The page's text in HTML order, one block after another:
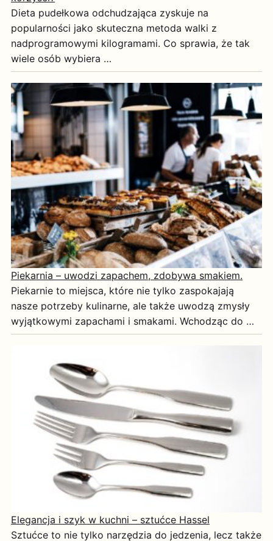
Dieta pudełkowa odchudzająca zyskuje na
popularności jako skuteczna metoda walki z
nadprogramowymi kilogramami. Co sprawia, że tak
wiele osób wybiera …
Piekarnia – uwodzi zapachem, zdobywa smakiem.
Piekarnie to miejsca, które nie tylko zaspokajają
nasze potrzeby kulinarne, ale także uwodzą zmysły
wyjątkowymi zapachami i smakami. Wchodząc do …
Elegancja i szyk w kuchni – sztućce Hassel
Sztućce to nie tylko narzędzia do jedzenia, lecz także